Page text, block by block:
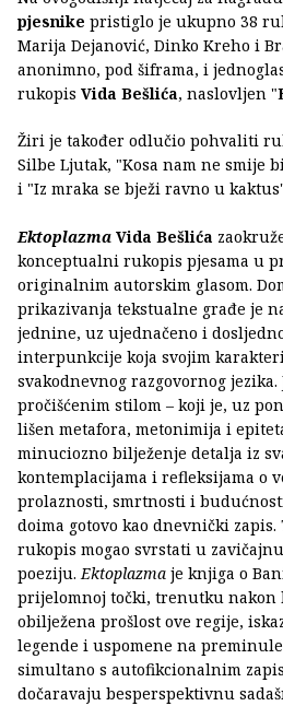
pjesnike pristiglo je ukupno 38
Marija Dejanović, Dinko Kreho i
anonimno, pod šiframa, i
rukopis Vida Bešlića, naslovljen "
Žiri je također odlučio pohvaliti
Silbe Ljutak, "Kosa nam ne smije
i "Iz mraka se bježi ravno u
Ektoplazma Vida Bešlića
konceptualni rukopis pjesama u
originalnim autorskim glasom.
prikazivanja tekstualne građe je
jednine, uz ujednačeno i
interpunkcije koja svojim
svakodnevnog razgovornog
pročišćenim stilom – koji je, uz
lišen metafora, metonimija i
minuciozno bilježenje detalja iz
kontemplacijama i refleksijama o
prolaznosti, smrtnosti i
doima gotovo kao dnevnički zapis.
rukopis mogao svrstati u
poeziju.Ektoplazma je knjiga o
prijelomnoj točki, trenutku nakon
obilježena prošlost ove regije,
legende i uspomene na
simultano s autofikcionalnim
dočaravaju besperspektivnu